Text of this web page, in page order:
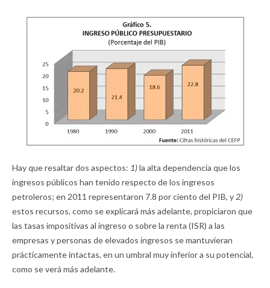
Hay que resaltar dos aspectos: 1)la alta dependencia que los
ingresos públicos han tenido respecto de los ingresos
petroleros; en 2011 representaron 7.8 por ciento del PIB, y 2)
estos recursos, como se explicará más adelante, propiciaron que
las tasas impositivas al ingreso o sobre la renta (ISR) a las
empresas y personas de elevados ingresos se mantuvieran
prácticamente intactas, en un umbral muy inferior a su potencial,
como se verá más adelante.